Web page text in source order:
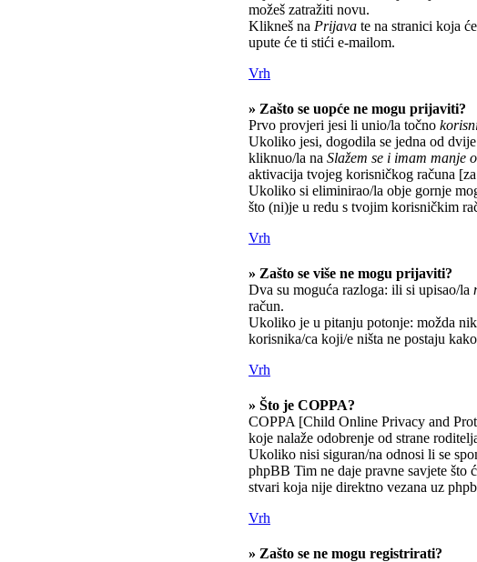
možeš zatražiti novu.
Klikneš na Prijava te na stranici koja
upute će ti stići e-mailom.
Vrh
» Zašto se uopće ne mogu prijaviti?
Prvo provjeri jesi li unio/la točno
Ukoliko jesi, dogodila se jedna od
kliknuo/la na Slažem se i imam manje
aktivacija tvojeg korisničkog računa
Ukoliko si eliminirao/la obje gornje
što (ni)je u redu s tvojim korisničkim
Vrh
» Zašto se više ne mogu prijaviti?
Dva su moguća razloga: ili si upisao/la
račun.
Ukoliko je u pitanju potonje: možda
korisnika/ca koji/e ništa ne postaju
Vrh
» Što je COPPA?
COPPA [Child Online Privacy and
koje nalaže odobrenje od strane
Ukoliko nisi siguran/na odnosi li se
phpBB Tim ne daje pravne savjete
stvari koja nije direktno vezana uz
Vrh
» Zašto se ne mogu registrirati?